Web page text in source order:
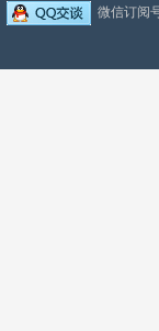
微信订阅